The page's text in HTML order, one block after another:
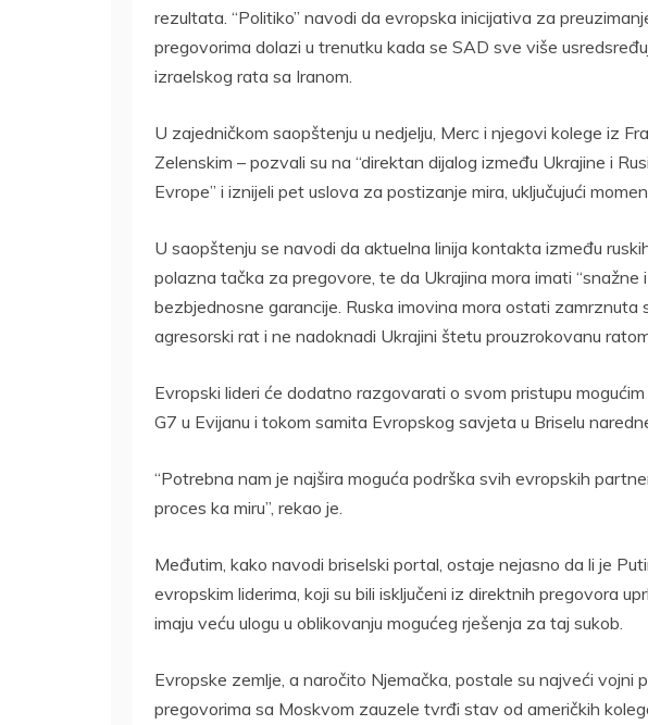
rezultata. “Politiko” navodi da evropska inicijativa za
pregovorima dolazi u trenutku kada se SAD sve više
izraelskog rata sa Iranom.
U zajedničkom saopštenju u nedjelju, Merc i njegovi kolege iz
Zelenskim – pozvali su na “direktan dijalog između Ukrajine i
Evrope” i iznijeli pet uslova za postizanje mira, uključujući
U saopštenju se navodi da aktuelna linija kontakta između
polazna tačka za pregovore, te da Ukrajina mora imati “snažne
bezbjednosne garancije. Ruska imovina mora ostati zamrznuta
agresorski rat i ne nadoknadi Ukrajini štetu prouzrokovanu
Evropski lideri će dodatno razgovarati o svom pristupu
G7 u Evijanu i tokom samita Evropskog savjeta u Briselu
“Potrebna nam je najšira moguća podrška svih evropskih
proces ka miru”, rekao je.
Međutim, kako navodi briselski portal, ostaje nejasno da li je
evropskim liderima, koji su bili isključeni iz direktnih pregovora
imaju veću ulogu u oblikovanju mogućeg rješenja za taj sukob.
Evropske zemlje, a naročito Njemačka, postale su najveći vojni
pregovorima sa Moskvom zauzele tvrđi stav od američkih